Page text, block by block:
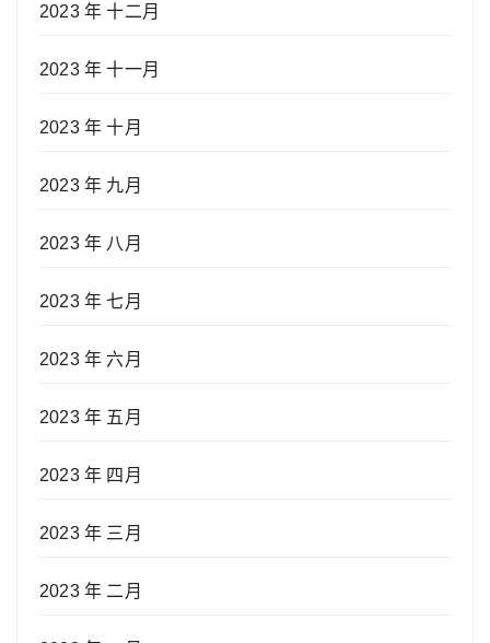
2023 年 十二月
2023 年 十一月
2023 年 十月
2023 年 九月
2023 年 八月
2023 年 七月
2023 年 六月
2023 年 五月
2023 年 四月
2023 年 三月
2023 年 二月